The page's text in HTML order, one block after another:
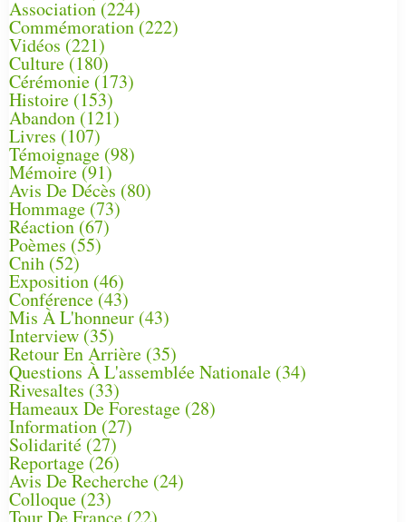
Association (224)
Commémoration(222)
Vidéos (221)
Culture(180)
Cérémonie (173)
Histoire (153)
Abandon(121)
Livres (107)
Témoignage (98)
Mémoire (91)
Avis De Décès (80)
Hommage (73)
Réaction(67)
Poèmes (55)
Cnih (52)
Exposition (46)
Conférence(43)
Mis À L'honneur (43)
Interview (35)
Retour En Arrière (35)
Questions À L'assemblée Nationale (34)
Rivesaltes (33)
Hameaux De Forestage (28)
Information (27)
Solidarité (27)
Reportage(26)
Avis De Recherche (24)
Colloque (23)
Tour De France (22)